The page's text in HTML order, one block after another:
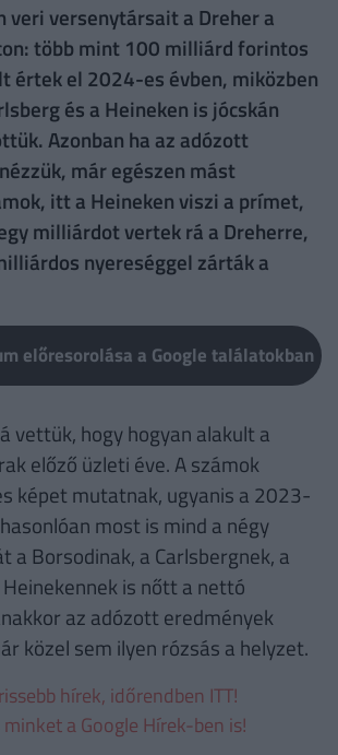
veri versenytársait a Dreher a
több mint 100 milliárd forintos
értek el 2024-es évben, miközben
és a Heineken is jócskán
Azonban ha az adózott
már egészen mást
itt a Heineken viszi a prímet,
milliárdot vertek rá a Dreherre,
nyereséggel zárták a
előresorolása a Google találatokban
vettük, hogy hogyan alakult a
előző üzleti éve. A számok
képet mutatnak, ugyanis a 2023-
most is mind a négy
a Borsodinak, a Carlsbergnek, a
is nőtt a nettó
az adózott eredmények
közel sem ilyen rózsás a helyzet.
hírek, időrendben ITT!
minket a Google Hírek-ben is!